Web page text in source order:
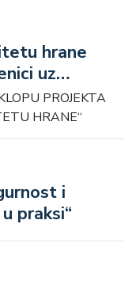
hrane
uz
PROJEKTA
HRANE“
i
praksi“